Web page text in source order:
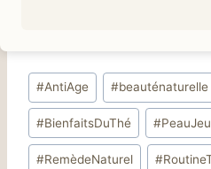
Étiquettes
de
la
publication :
#AntiAge #beauténaturelle
#BienfaitsDuThé #
#RemèdeNaturel #